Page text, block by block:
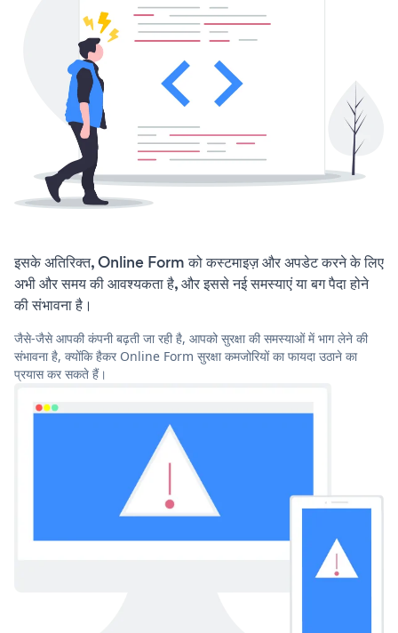
इसके अतिरिक्त, Online Form को कस्टमाइज़ और अपडेट करने के लिए
अभी और समय की आवश्यकता है, और इससे नई समस्याएं या बग पैदा होने
की संभावना है।
जैसे-जैसे आपकी कंपनी बढ़ती जा रही है, आपको सुरक्षा की समस्याओं में भाग लेने की
संभावना है, क्योंकि हैकर Online Form सुरक्षा कमजोरियों का फायदा उठाने का
प्रयास कर सकते हैं।